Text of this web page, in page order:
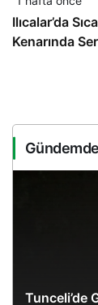
Ilıcalar’da
Kenarında
Tunceli’de